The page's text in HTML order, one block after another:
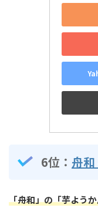
6位： 舟
「舟和」の「芋よう